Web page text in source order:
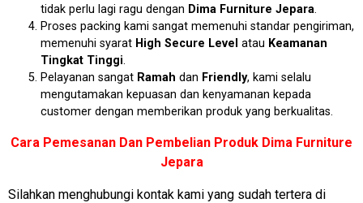
tidak perlu lagi ragu dengan Dima Furniture Jepara.
Proses packing kami sangat memenuhi standar pengiriman,
memenuhi syarat High Secure Level atau Keamanan
Tingkat Tinggi.
Pelayanan sangat Ramah dan Friendly, kami selalu
mengutamakan kepuasan dan kenyamanan kepada
customer dengan memberikan produk yang berkualitas.
Cara Pemesanan Dan Pembelian Produk Dima Furniture
Jepara
Silahkan menghubungi kontak kami yang sudah tertera di